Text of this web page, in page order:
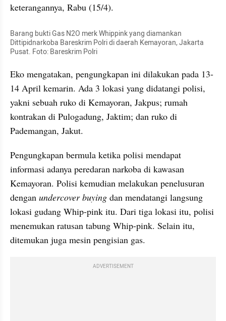
keterangannya, Rabu (15/4).
Barang bukti Gas N2O merk Whippink yang diamankan
Dittipidnarkoba Bareskrim Polri di daerah Kemayoran, Jakarta
Pusat. Foto: Bareskrim Polri
Eko mengatakan, pengungkapan ini dilakukan pada 13-
14 April kemarin. Ada 3 lokasi yang didatangi polisi,
yakni sebuah ruko di Kemayoran, Jakpus; rumah
kontrakan di Pulogadung, Jaktim; dan ruko di
Pademangan, Jakut.
Pengungkapan bermula ketika polisi mendapat
informasi adanya peredaran narkoba di kawasan
Kemayoran. Polisi kemudian melakukan penelusuran
dengan undercover buying dan mendatangi langsung
lokasi gudang Whip-pink itu. Dari tiga lokasi itu, polisi
menemukan ratusan tabung Whip-pink. Selain itu,
ditemukan juga mesin pengisian gas.
ADVERTISEMENT